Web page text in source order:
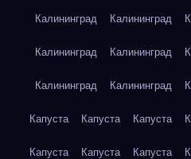
Калининград Калининград
Калининград Калининград
Калининград Калининград
Капуста Капуста Капуста
Капуста Капуста Капуста